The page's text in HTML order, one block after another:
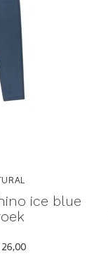
ice blue